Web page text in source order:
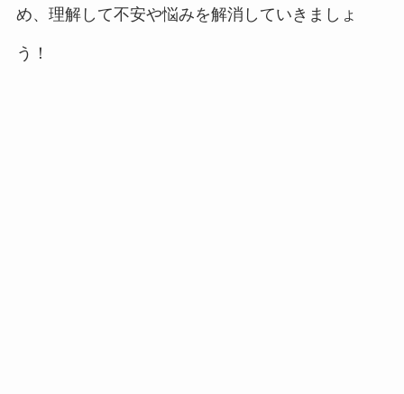
め、理解して不安や悩みを解消していきましょ
う！